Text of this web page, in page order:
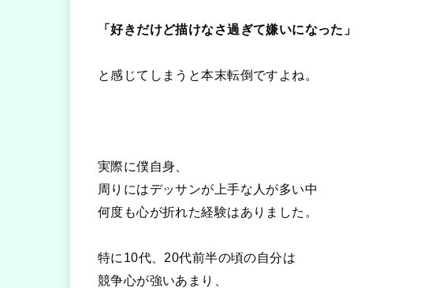
「好きだけど描けなさ過ぎて嫌いになった」
と感じてしまうと本末転倒ですよね。
実際に僕自身、
周りにはデッサンが上手な人が多い中
何度も心が折れた経験はありました。
特に10代、20代前半の頃の自分は
競争心が強いあまり、